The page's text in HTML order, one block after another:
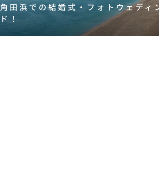
角田浜での結婚式・フォトウェディ
ド！